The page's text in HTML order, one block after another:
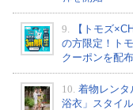
9.
【トモズ
の方限定！ト
クーポンを配
10. 着物レンタ
浴衣」スタイ